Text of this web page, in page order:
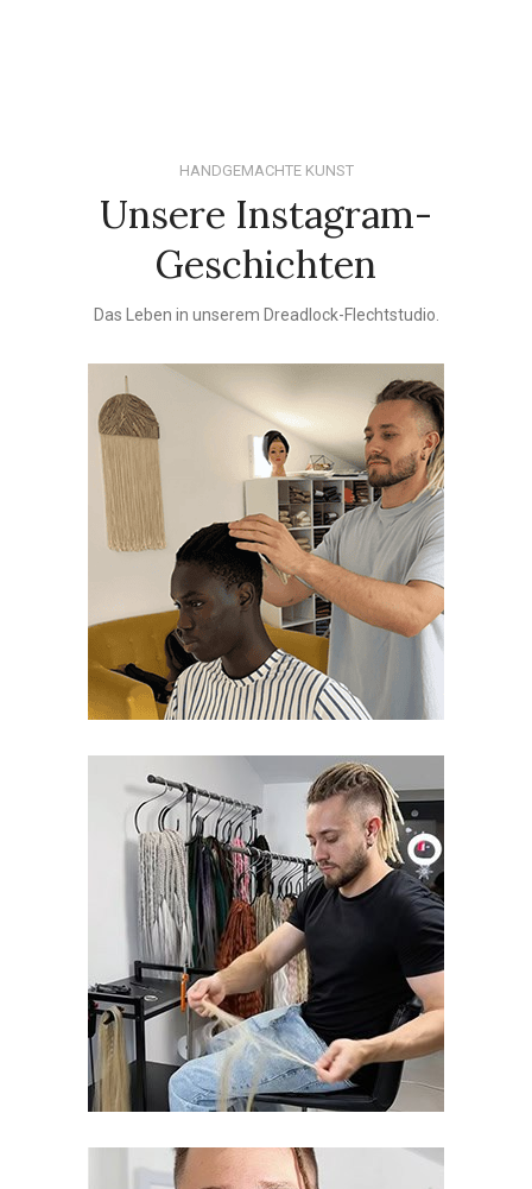
HANDGEMACHTE KUNST
Unsere Instagram-
Geschichten
Das Leben in unserem Dreadlock-Flechtstudio.